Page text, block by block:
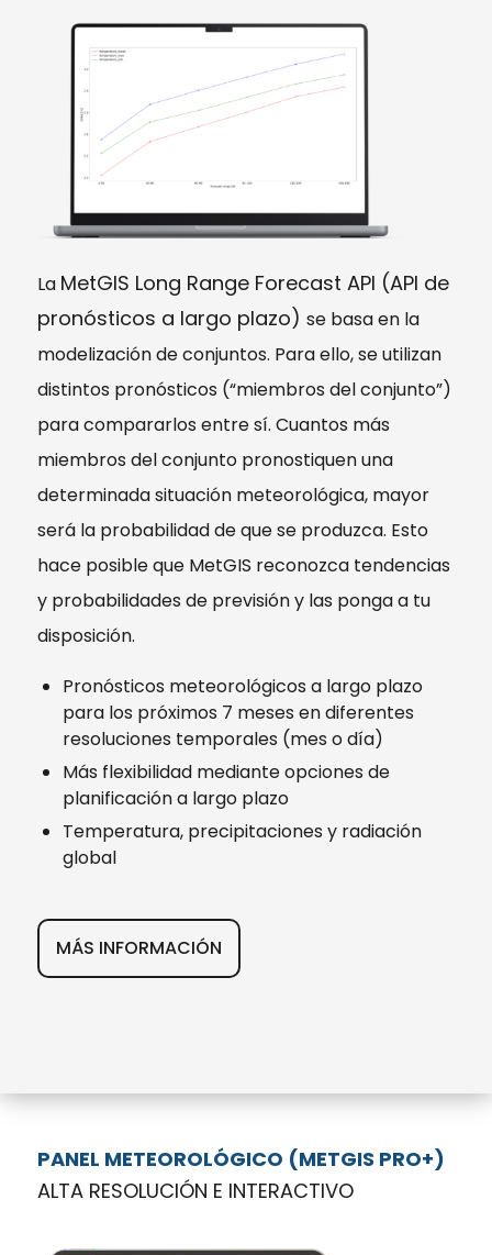
La MetGIS Long Range Forecast API (API de
pronósticos a largo plazo) se basa en la
modelización de conjuntos. Para ello, se utilizan
distintos pronósticos (“miembros del conjunto”)
para compararlos entre sí. Cuantos más
miembros del conjunto pronostiquen una
determinada situación meteorológica, mayor
será la probabilidad de que se produzca. Esto
hace posible que MetGIS reconozca tendencias
y probabilidades de previsión y las ponga a tu
disposición.
Pronósticos meteorológicos a largo plazo
para los próximos 7 meses en diferentes
resoluciones temporales (mes o día)
Más flexibilidad mediante opciones de
planificación a largo plazo
Temperatura, precipitaciones y radiación
global
MÁS INFORMACIÓN
PANEL METEOROLÓGICO (METGIS PRO+)
ALTA RESOLUCIÓN E INTERACTIVO